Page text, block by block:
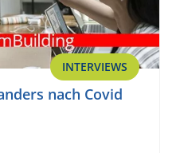
INTERVIEWS
nach Covid